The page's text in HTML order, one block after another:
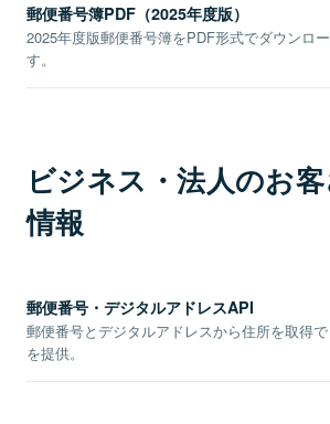
郵便番号簿PDF（2025年度版）
2025年度版郵便番号簿をPDF形式でダウンロ
す。
ビジネス・法人のお
情報
郵便番号・デジタルアドレスAPI
郵便番号とデジタルアドレスから住所を取得
を提供。